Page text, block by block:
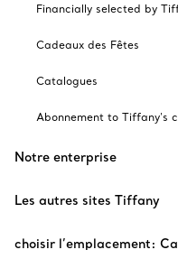
Financially selected by
Cadeaux des Fêtes
Catalogues
Abonnement to Tiffany's
Notre enterprise
Les autres sites Tiffany
choisir l’emplacement: